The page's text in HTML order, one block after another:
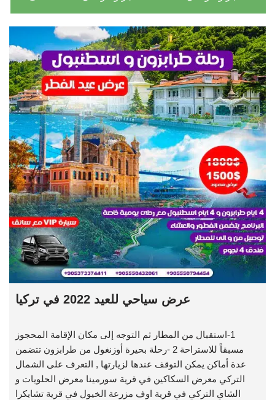
عرض سياحي للعيد 2022 في تركيا
1-استقبال من المطار ثم التوجه إلى مكان الإقامة المحجوز
مسبقاً للاستراحة 2 -رحلة بحيرة أوزنغول من طرابزون تتضمن
عدة أماكن يمكن التوقف عندها لزيارتها , التعرف على الشمال
التركي معرض السكاكين في قرية سورمينا معرض الحلويات و
الشاي التركي في قرية اوف مزرعة الخيول في قرية تشايكرا